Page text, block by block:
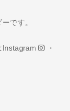
です。
Instagram
・